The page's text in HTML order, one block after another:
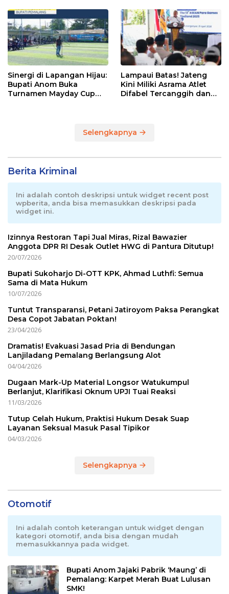
Sinergi di Lapangan Hijau:
Bupati Anom Buka
Turnamen Mayday Cup
Lampaui Batas! Jateng
Kini Miliki Asrama Atlet
Difabel Tercanggih dan
Selengkapnya
Berita Kriminal
Ini adalah contoh deskripsi untuk widget recent post
wpberita, anda bisa memasukkan deskripsi pada
widget ini.
Izinnya Restoran Tapi Jual Miras, Rizal Bawazier
Anggota DPR RI Desak Outlet HWG di Pantura Ditutup!
20/07/2026
Bupati Sukoharjo Di-OTT KPK, Ahmad Luthfi: Semua
Sama di Mata Hukum
10/07/2026
Tuntut Transparansi, Petani Jatiroyom Paksa Perangkat
Desa Copot Jabatan Poktan!
23/04/2026
Dramatis! Evakuasi Jasad Pria di Bendungan
Lanjiladang Pemalang Berlangsung Alot
04/04/2026
Dugaan Mark-Up Material Longsor Watukumpul
Berlanjut, Klarifikasi Oknum UPJI Tuai Reaksi
11/03/2026
Tutup Celah Hukum, Praktisi Hukum Desak Suap
Layanan Seksual Masuk Pasal Tipikor
04/03/2026
Selengkapnya
Otomotif
Ini adalah contoh keterangan untuk widget dengan
kategori otomotif, anda bisa dengan mudah
memasukkannya pada widget.
Bupati Anom Jajaki Pabrik ‘Maung’ di
Pemalang: Karpet Merah Buat Lulusan
SMK!